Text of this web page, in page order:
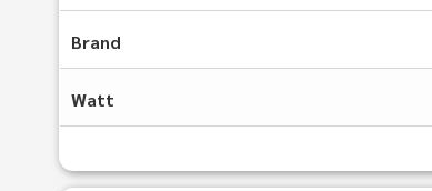
Brand
Watt